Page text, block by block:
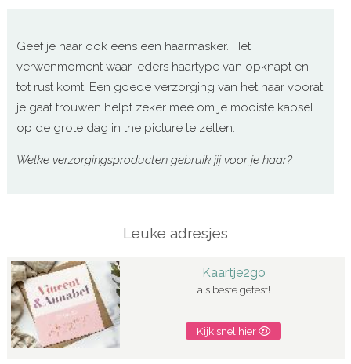
Geef je haar ook eens een haarmasker. Het
verwenmoment waar ieders haartype van opknapt en
tot rust komt. Een goede verzorging van het haar voorat
je gaat trouwen helpt zeker mee om je mooiste kapsel
op de grote dag in the picture te zetten.
Welke verzorgingsproducten gebruik jij voor je haar?
Leuke adresjes
Kaartje2go
als beste getest!
Kijk snel hier